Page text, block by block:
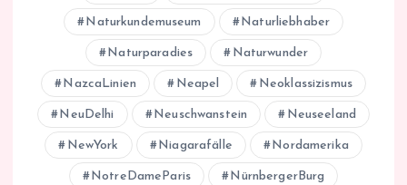
Naturkundemuseum Naturliebhaber
Naturparadies Naturwunder
NazcaLinien Neapel Neoklassizismus
NeuDelhi Neuschwanstein Neuseeland
NewYork Niagarafälle Nordamerika
NotreDameParis NürnbergerBurg